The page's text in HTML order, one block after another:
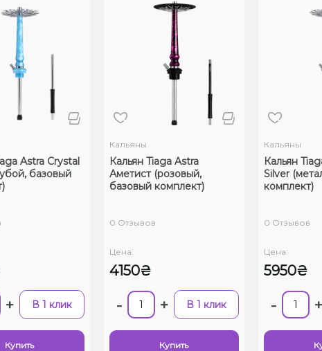
Astra Crystal
базовый
+ В 1 клик
Купить
Кальяны
Кальян Tiaga Astra
Аметист (розовый,
базовый комплект)
0 Отзывов
Цена:
4150₴
- + В 1 клик
Купить
Кальяны
Кальян
Silver
комплект)
0 Отзывов
Цена:
5950₴
- +